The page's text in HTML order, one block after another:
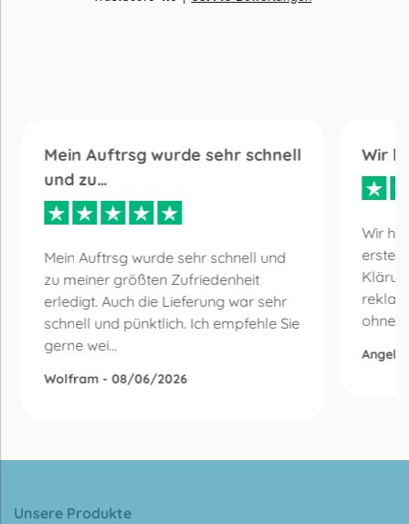
Mein Auftrsg wurde sehr schnell
und zu…
Mein Auftrsg wurde sehr schnell und
zu meiner größten Zufriedenheit
erledigt. Auch die Lieferung war sehr
schnell und pünktlich. Ich empfehle Sie
gerne wei...
Wolfram - 08/06/2026
Wir
Wir
erste
ohne
Unsere Produkte